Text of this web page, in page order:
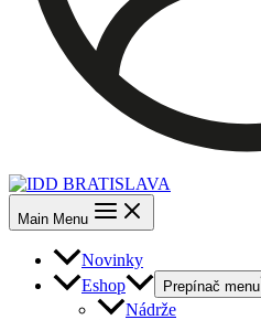
Main Menu
Novinky
Eshop
Prepínač menu
Nádrže